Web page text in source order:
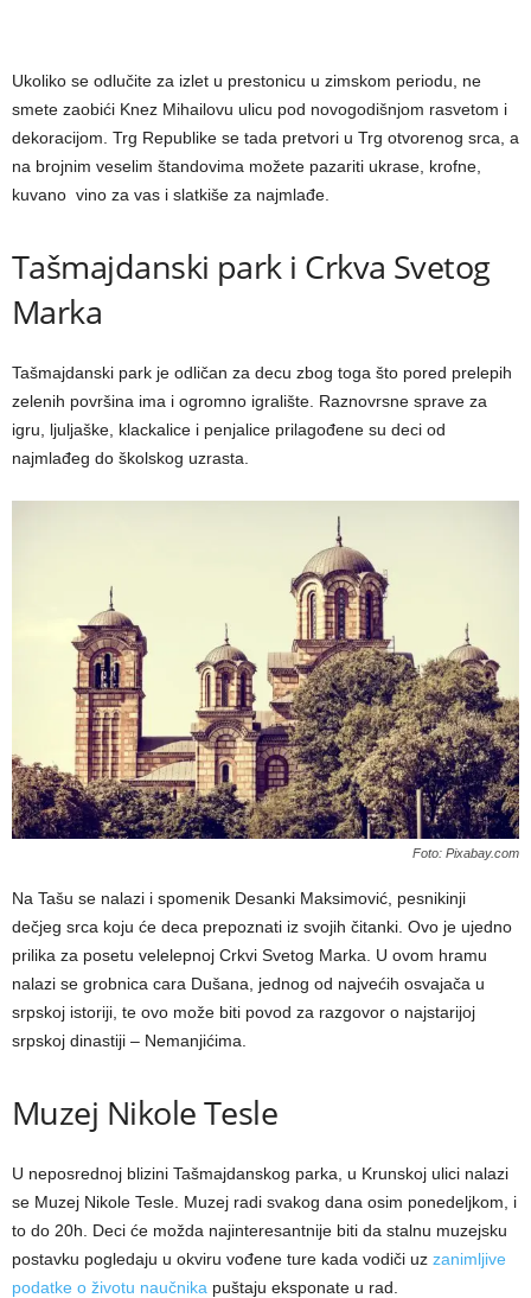
Ukoliko se odlučite za izlet u prestonicu u zimskom periodu, ne
smete zaobići Knez Mihailovu ulicu pod novogodišnjom rasvetom i
dekoracijom. Trg Republike se tada pretvori u Trg otvorenog srca, a
na brojnim veselim štandovima možete pazariti ukrase, krofne,
kuvano vino za vas i slatkiše za najmlađe.
Tašmajdanski park i Crkva Svetog
Marka
Tašmajdanski park je odličan za decu zbog toga što pored prelepih
zelenih površina ima i ogromno igralište. Raznovrsne sprave za
igru, ljuljaške, klackalice i penjalice prilagođene su deci od
najmlađeg do školskog uzrasta.
Foto: Pixabay.com
Na Tašu se nalazi i spomenik Desanki Maksimović, pesnikinji
dečjeg srca koju će deca prepoznati iz svojih čitanki. Ovo je ujedno
prilika za posetu velelepnoj Crkvi Svetog Marka. U ovom hramu
nalazi se grobnica cara Dušana, jednog od najvećih osvajača u
srpskoj istoriji, te ovo može biti povod za razgovor o najstarijoj
srpskoj dinastiji – Nemanjićima.
Muzej Nikole Tesle
U neposrednoj blizini Tašmajdanskog parka, u Krunskoj ulici nalazi
se Muzej Nikole Tesle. Muzej radi svakog dana osim ponedeljkom, i
to do 20h. Deci će možda najinteresantnije biti da stalnu muzejsku
postavku pogledaju u okviru vođene ture kada vodiči uz zanimljive
podatke o životu naučnika puštaju eksponate u rad.